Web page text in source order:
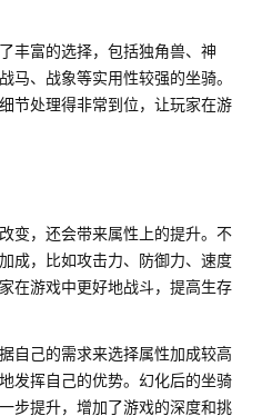
丰富的选择，包括独角兽、神
马、战象等实用性较强的坐骑。
节处理得非常到位，让玩家在游
变，还会带来属性上的提升。不
成，比如攻击力、防御力、速度
在游戏中更好地战斗，提高生存
自己的需求来选择属性加成较高
发挥自己的优势。幻化后的坐骑
步提升，增加了游戏的深度和挑